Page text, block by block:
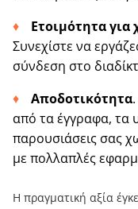
Ετοιμότητα για
Συνεχίστε να
σύνδεση στο
Αποδοτικότητα
από τα έγγραφα, τα
παρουσιάσεις σας
με πολλαπλές
Η πραγματική αξία